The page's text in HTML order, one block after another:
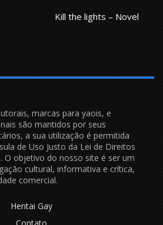
Kill the lights – Novel
marcas para yaois, e
são mantidos por seus
a sua utilização é permitida
de Uso Justo da Lei de Direitos
O objetivo do nosso site é ser um
cultural, informativa e crítica,
comercial.
Hentai Gay
Contato